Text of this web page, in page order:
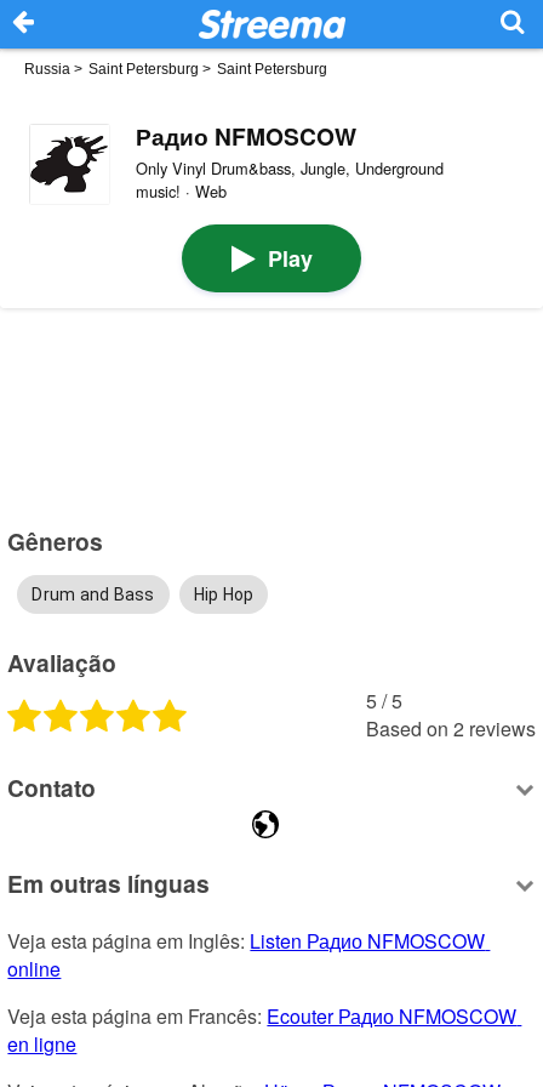
Russia > Saint Petersburg > Saint Petersburg
Радио NFMOSCOW
Only Vinyl Drum&bass, Jungle, Underground
music! · Web
Play
Gêneros
Drum and Bass Hip Hop
Avaliação
5 /5
Based on 2 reviews
Contato
Em outras línguas
Veja esta página em Inglês: Listen Радио NFMOSCOW
online
Veja esta página em Francês: Ecouter Радио NFMOSCOW
en ligne